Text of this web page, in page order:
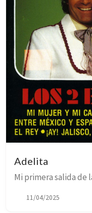
Adelita
Mi primera salida de
11/04/2025